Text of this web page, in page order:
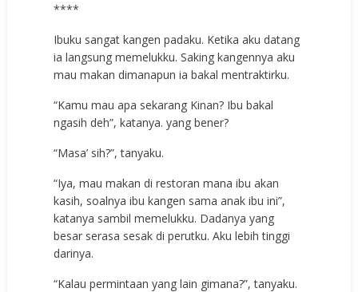
****
Ibuku sangat kangen padaku. Ketika aku datang
ia langsung memelukku. Saking kangennya aku
mau makan dimanapun ia bakal mentraktirku.
“Kamu mau apa sekarang Kinan? Ibu bakal
ngasih deh”, katanya. yang bener?
“Masa’ sih?”, tanyaku.
“Iya, mau makan di restoran mana ibu akan
kasih, soalnya ibu kangen sama anak ibu ini”,
katanya sambil memelukku. Dadanya yang
besar serasa sesak di perutku. Aku lebih tinggi
darinya.
“Kalau permintaan yang lain gimana?”, tanyaku.